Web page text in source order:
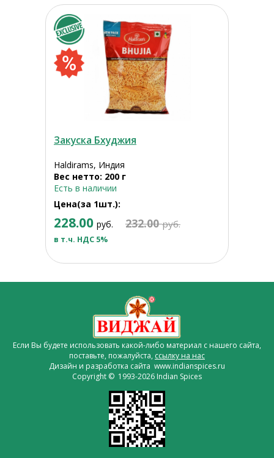
Закуска Бхуджия
Haldirams, Индия
Вес нетто: 200 г
Есть в наличии
Цена(за 1шт.):
228.00 руб. 232.00руб.
в т.ч. НДС 5%
Если Вы будете использовать какой-либо материал с нашего сайта,
поставьте, пожалуйста, ссылку на нас
Дизайн и разработка сайта www.indianspices.ru
Copyright © 1993-2026 Indian Spices